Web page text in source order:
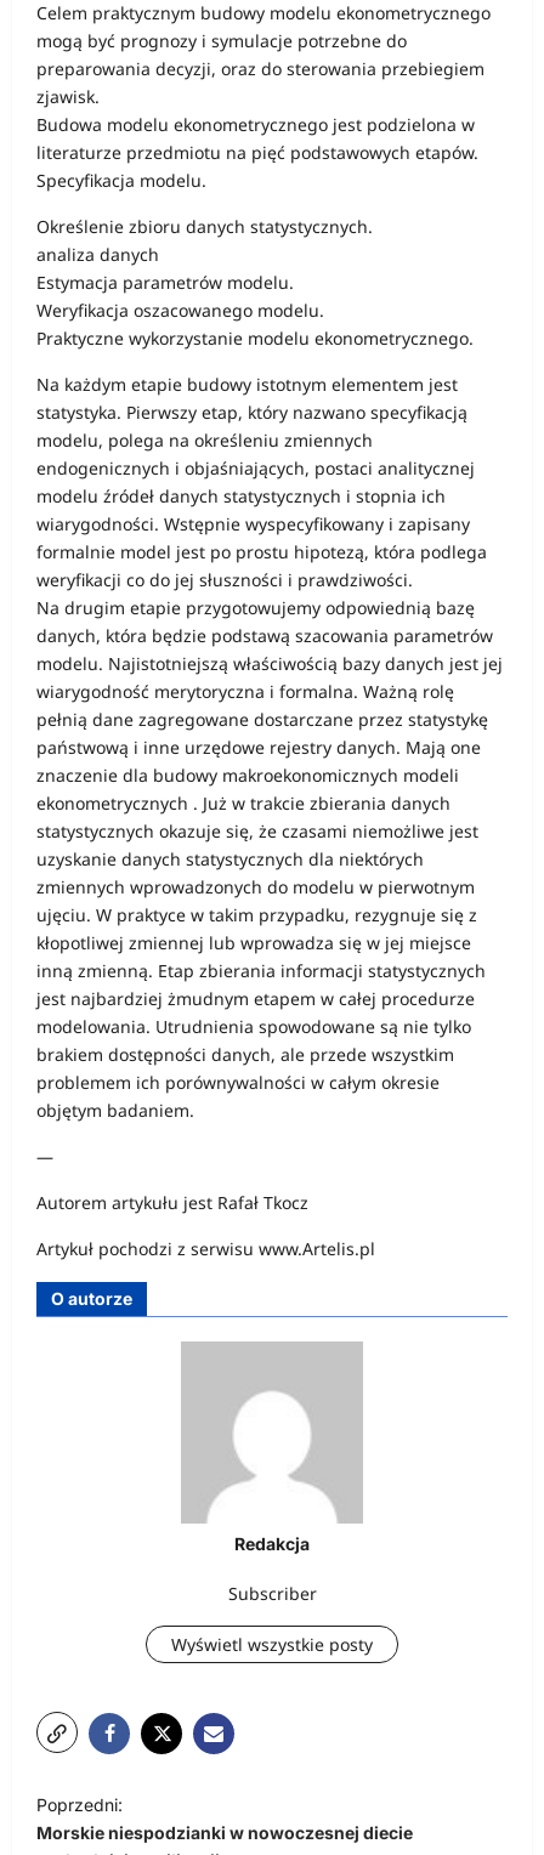
Celem praktycznym budowy modelu ekonometrycznego
mogą być prognozy i symulacje potrzebne do
preparowania decyzji, oraz do sterowania przebiegiem
zjawisk.
Budowa modelu ekonometrycznego jest podzielona w
literaturze przedmiotu na pięć podstawowych etapów.
Specyfikacja modelu.
Określenie zbioru danych statystycznych.
analiza danych
Estymacja parametrów modelu.
Weryfikacja oszacowanego modelu.
Praktyczne wykorzystanie modelu ekonometrycznego.
Na każdym etapie budowy istotnym elementem jest
statystyka. Pierwszy etap, który nazwano specyfikacją
modelu, polega na określeniu zmiennych
endogenicznych i objaśniających, postaci analitycznej
modelu źródeł danych statystycznych i stopnia ich
wiarygodności. Wstępnie wyspecyfikowany i zapisany
formalnie model jest po prostu hipotezą, która podlega
weryfikacji co do jej słuszności i prawdziwości.
Na drugim etapie przygotowujemy odpowiednią bazę
danych, która będzie podstawą szacowania parametrów
modelu. Najistotniejszą właściwością bazy danych jest jej
wiarygodność merytoryczna i formalna. Ważną rolę
pełnią dane zagregowane dostarczane przez statystykę
państwową i inne urzędowe rejestry danych. Mają one
znaczenie dla budowy makroekonomicznych modeli
ekonometrycznych . Już w trakcie zbierania danych
statystycznych okazuje się, że czasami niemożliwe jest
uzyskanie danych statystycznych dla niektórych
zmiennych wprowadzonych do modelu w pierwotnym
ujęciu. W praktyce w takim przypadku, rezygnuje się z
kłopotliwej zmiennej lub wprowadza się w jej miejsce
inną zmienną. Etap zbierania informacji statystycznych
jest najbardziej żmudnym etapem w całej procedurze
modelowania. Utrudnienia spowodowane są nie tylko
brakiem dostępności danych, ale przede wszystkim
problemem ich porównywalności w całym okresie
objętym badaniem.
—
Autorem artykułu jest Rafał Tkocz
Artykuł pochodzi z serwisu www.Artelis.pl
O autorze
Redakcja
Subscriber
Wyświetl wszystkie posty
a
Poprzedni:
Morskie niespodzianki w nowoczesnej diecie